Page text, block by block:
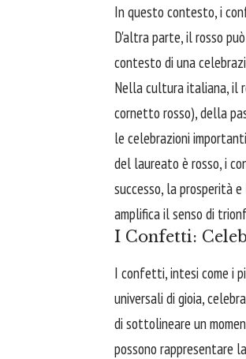
In questo contesto, i
D'altra parte, il rosso
contesto di una
Nella cultura italiana, il
cornetto rosso), della
le celebrazioni
del laureato è rosso, i
successo, la prosperità
amplifica il senso di
I Confetti:
I confetti, intesi come i
universali di gioia,
di sottolineare un
possono rappresentare